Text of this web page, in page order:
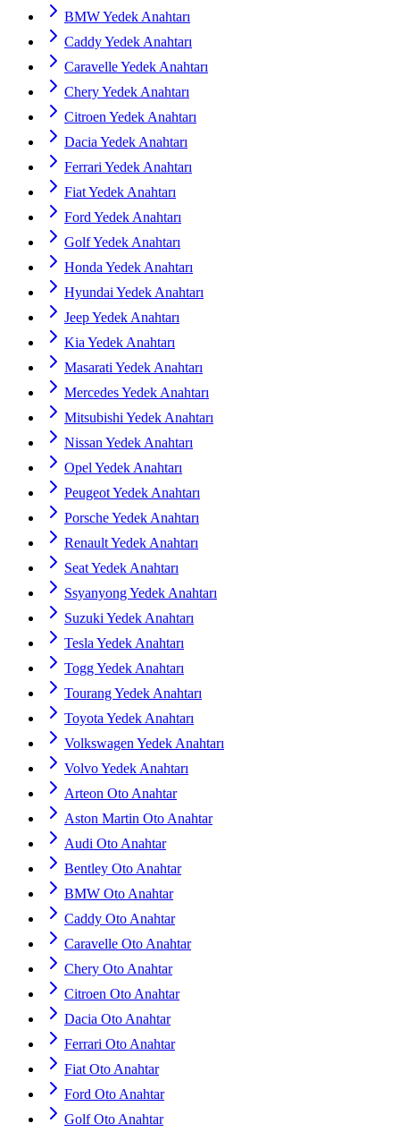
BMW Yedek Anahtarı
Caddy Yedek Anahtarı
Caravelle Yedek Anahtarı
Chery Yedek Anahtarı
Citroen Yedek Anahtarı
Dacia Yedek Anahtarı
Ferrari Yedek Anahtarı
Fiat Yedek Anahtarı
Ford Yedek Anahtarı
Golf Yedek Anahtarı
Honda Yedek Anahtarı
Hyundai Yedek Anahtarı
Jeep Yedek Anahtarı
Kia Yedek Anahtarı
Masarati Yedek Anahtarı
Mercedes Yedek Anahtarı
Mitsubishi Yedek Anahtarı
Nissan Yedek Anahtarı
Opel Yedek Anahtarı
Peugeot Yedek Anahtarı
Porsche Yedek Anahtarı
Renault Yedek Anahtarı
Seat Yedek Anahtarı
Ssyanyong Yedek Anahtarı
Suzuki Yedek Anahtarı
Tesla Yedek Anahtarı
Togg Yedek Anahtarı
Tourang Yedek Anahtarı
Toyota Yedek Anahtarı
Volkswagen Yedek Anahtarı
Volvo Yedek Anahtarı
Arteon Oto Anahtar
Aston Martin Oto Anahtar
Audi Oto Anahtar
Bentley Oto Anahtar
BMW Oto Anahtar
Caddy Oto Anahtar
Caravelle Oto Anahtar
Chery Oto Anahtar
Citroen Oto Anahtar
Dacia Oto Anahtar
Ferrari Oto Anahtar
Fiat Oto Anahtar
Ford Oto Anahtar
Golf Oto Anahtar